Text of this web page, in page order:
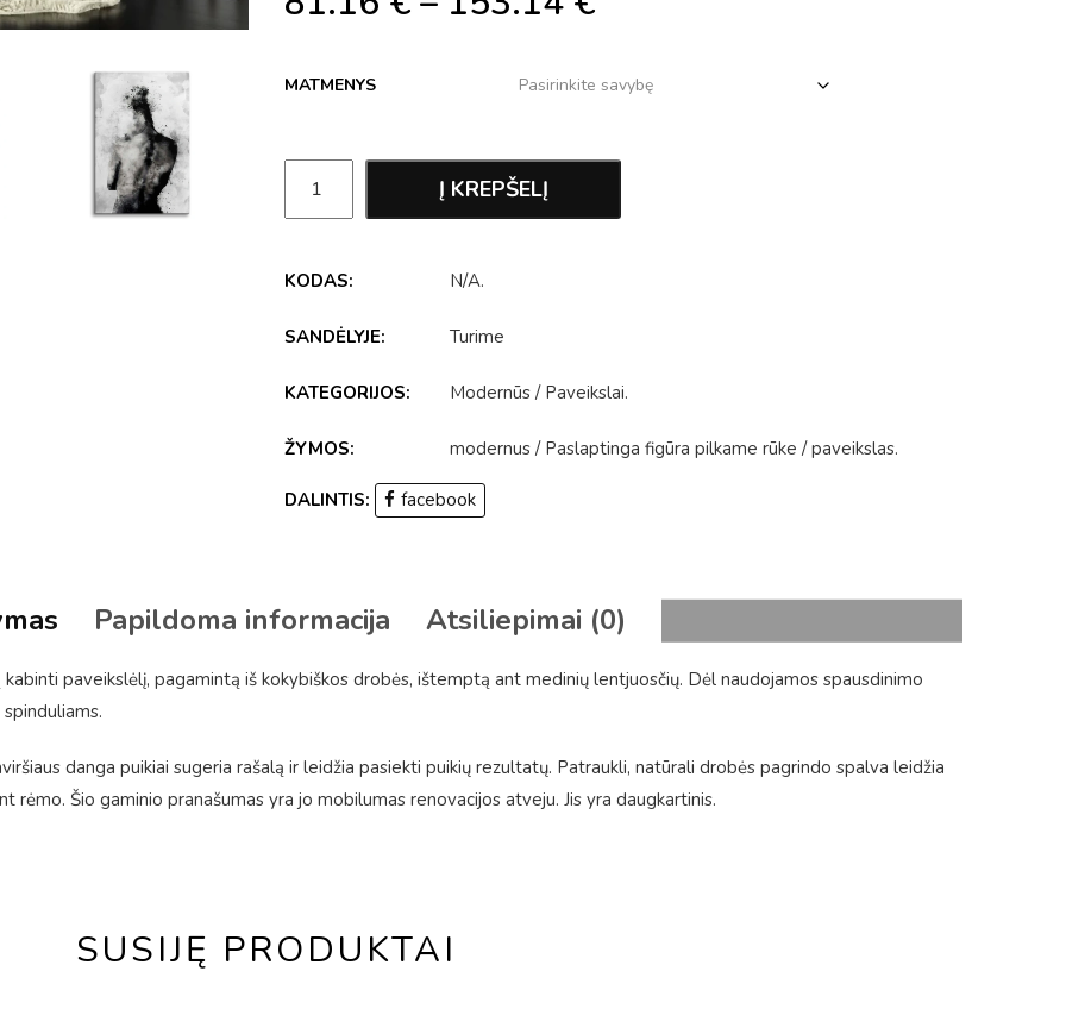
MATMENYS
Į KREPŠELĮ
KODAS: N/A.
SANDĖLYJE: Turime
KATEGORIJOS: Modernūs / Paveikslai.
ŽYMOS: modernus / Paslaptinga figūra pilkame rūke /paveikslas.
DALINTIS: facebook
Papildoma informacija Atsiliepimai (0)
paveikslėlį, pagamintą iš kokybiškos drobės, ištemptą ant medinių lentjuosčių. Dėl naudojamos spausdinimo
danga puikiai sugeria rašalą ir leidžia pasiekti puikių rezultatų. Patraukli, natūrali drobės pagrindo spalva leidžia
rėmo. Šio gaminio pranašumas yra jo mobilumas renovacijos atveju. Jis yra daugkartinis.
SUSIJĘ PRODUKTAI